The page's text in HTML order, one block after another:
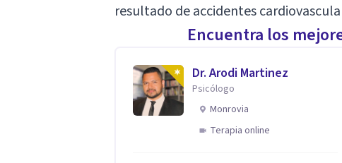
resultado de accidentes
Encuentra los
Dr. Arodi Martinez
Psicólogo
Monrovia
Terapia online